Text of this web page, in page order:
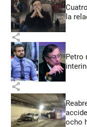
la
share
Petro
share
ocho